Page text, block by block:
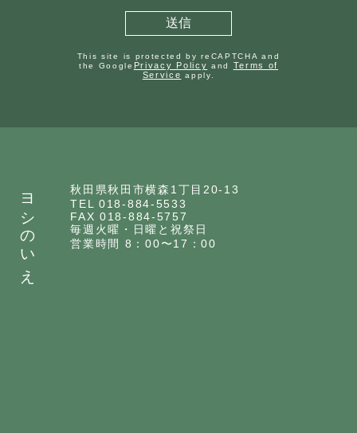
This site is protected by reCAPTCHA and
the Google Privacy Policy and Terms of
Service apply.
ヨシのいえ
秋田県秋田市横森1丁目20-13
TEL 018-884-5533
FAX 018-884-5757
毎週火曜・日曜と祝祭日
営業時間 8：00〜17：00